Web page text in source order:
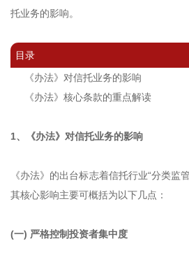
托业务的影响。
目录
《办法》对信托业务的影响
《办法》核心条款的重点解读
1、 《办法》对信托业务的影响
《办法》的出台标志着信托行业“分类监
其核心影响主要可概括为以下几点：
(一) 严格控制投资者集中度